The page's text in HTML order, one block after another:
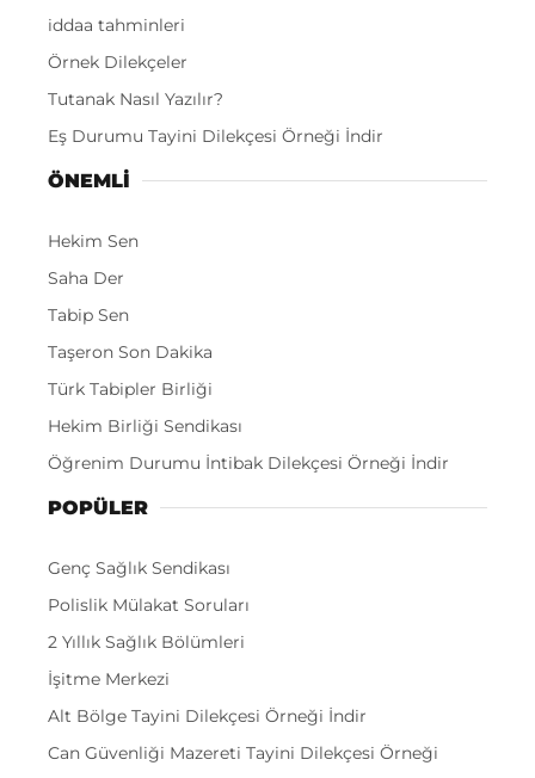
iddaa tahminleri
Örnek Dilekçeler
Tutanak Nasıl Yazılır?
Eş Durumu Tayini Dilekçesi Örneği İndir
ÖNEMLI
Hekim Sen
Saha Der
Tabip Sen
Taşeron Son Dakika
Türk Tabipler Birliği
Hekim Birliği Sendikası
Öğrenim Durumu İntibak Dilekçesi Örneği İndir
POPÜLER
Genç Sağlık Sendikası
Polislik Mülakat Soruları
2 Yıllık Sağlık Bölümleri
İşitme Merkezi
Alt Bölge Tayini Dilekçesi Örneği İndir
Can Güvenliği Mazereti Tayini Dilekçesi Örneği